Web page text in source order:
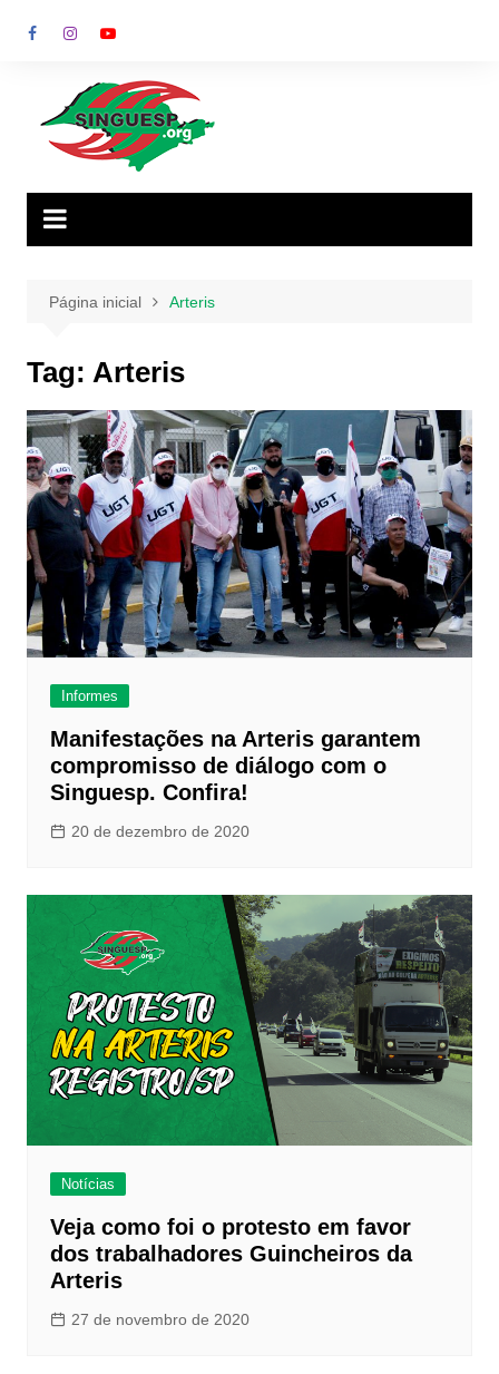
para
Página inicial Arteris
Tag: Arteris
Informes
Manifestações na Arteris garantem
compromisso de diálogo com o
Singuesp. Confira!
20 de dezembro de 2020
Notícias
Veja como foi o protesto em favor
dos trabalhadores Guincheiros da
Arteris
27 de novembro de 2020